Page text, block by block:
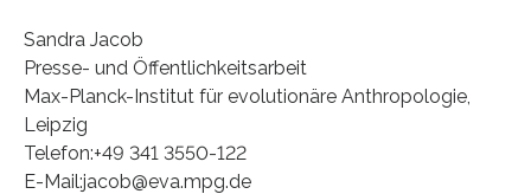
Sandra Jacob
Presse- und Öffentlichkeitsarbeit
Max-Planck-Institut für evolutionäre Anthropologie,
Leipzig
Telefon:+49 341 3550-122
E-Mail:jacob@eva.mpg.de